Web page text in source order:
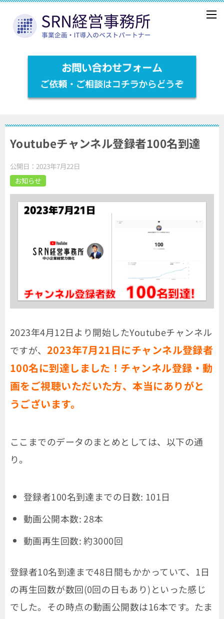
Youtubeチャンネル登録者100名到達
公開日： 2023年7月22日
お知らせ
2023年4月12日より開始したYoutubeチャンネル
ですが、 2023年7月21日にチャンネル登録者
100名に到達しました！チャンネル登録・動
画をご視聴いただいた方、本当にありがと
うございます。
ここまでのデータのまとめとしては、以下の通
り。
登録者100名到達までの日数: 101日
動画公開本数: 28本
動画再生回数: 約3000回
登録者10名到達まで48日間もかかっていて、1日
の再生回数が数回(0回の日もあり)といった感じ
でした。その時点の動画公開数は16本です。たま